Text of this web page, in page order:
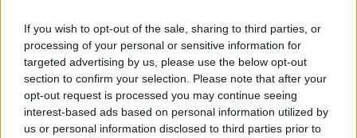
If you wish to opt-out of the sale, sharing to third parties, or
processing of your personal or sensitive information for
targeted advertising by us, please use the below opt-out
section to confirm your selection. Please note that after your
opt-out request is processed you may continue seeing
interest-based ads based on personal information utilized by
us or personal information disclosed to third parties prior to
Péntek délelőtt a versenybírók előtt lesz jelenése
Lando Norrisnak, valamint Charles Leclerc-nek a
Monacói Nagydíjon. A világbajnok brit és a hazai
közönsége előtt szereplő monacói versenyző
ugyanis egy meglehetősen ritkán büntetett vétség